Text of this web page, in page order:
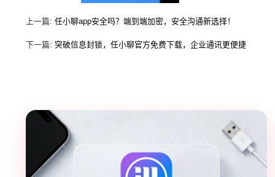
上一篇: 任小聊app安全吗？端到端加密，安全沟通新选择！
下一篇: 突破信息封锁，任小聊官方免费下载，企业通讯更便捷